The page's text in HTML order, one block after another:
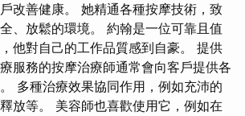
改善健康。 她精通各種按摩技術，致
、放鬆的環境。 約翰是一位可靠且值
他對自己的工作品質感到自豪。 提供
服務的按摩治療師通常會向客戶提供各
多種治療效果協同作用，例如充沛的
放等。 美容師也喜歡使用它，例如在